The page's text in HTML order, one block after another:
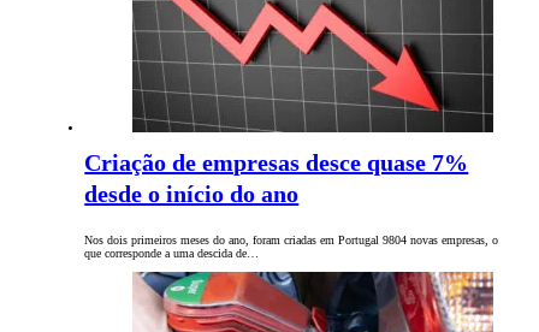
Criação de empresas desce quase 7%
desde o início do ano
Nos dois primeiros meses do ano, foram criadas em Portugal 9804 novas empresas, o
que corresponde a uma descida de…